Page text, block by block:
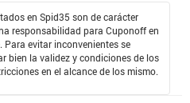
en Spid35 son de carácter
responsabilidad para Cuponoff en
evitar inconvenientes se
bien la validez y condiciones de los
en el alcance de los mismo.